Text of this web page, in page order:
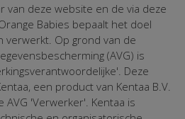
van deze website en de via deze
Babies bepaalt het doel
verwerkt. Op grond van de
(AVG) is
Deze
een product van Kentaa B.V.
AVG 'Verwerker'. Kentaa is